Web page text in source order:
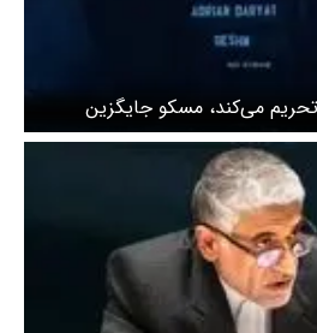
می‌کند، مسکو جایگزین